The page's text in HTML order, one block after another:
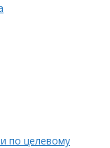
по целевому